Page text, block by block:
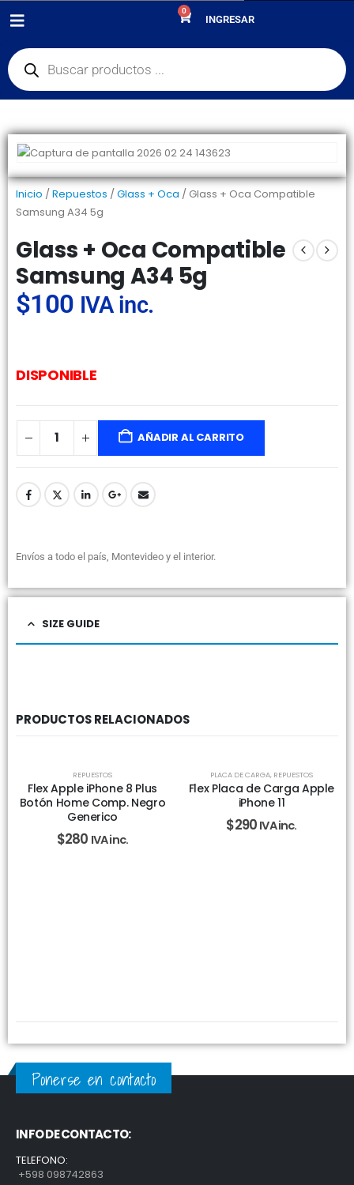
0
INGRESAR
GLASS + OCA
Inicio /Repuestos /Glass + Oca / Glass + Oca Compatible
Samsung A34 5g
Glass + Oca Compatible
Samsung A34 5g
$100 IVA inc.
DISPONIBLE
AÑADIR AL CARRITO
Envíos a todo el país, Montevideo y el interior.
SIZE GUIDE
PRODUCTOS RELACIONADOS
REPUESTOS
Flex Apple iPhone 8 Plus
Botón Home Comp. Negro
Generico
$280 IVA inc.
PLACA DE CARGA, REPUESTOS
Flex Placa de Carga Apple
iPhone 11
$290 IVA inc.
Ponerse en contacto
INFO DE CONTACTO:
TELEFONO:
+598 098742863